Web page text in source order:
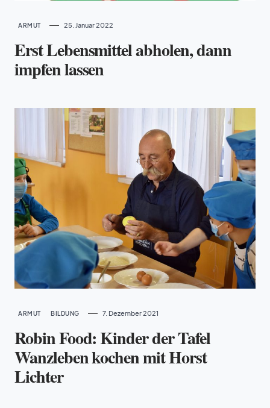
ARMUT 25. Januar 2022
Erst Lebensmittel abholen, dann
impfen lassen
ARMUT BILDUNG 7. Dezember 2021
Robin Food: Kinder der Tafel
Wanzleben kochen mit Horst
Lichter